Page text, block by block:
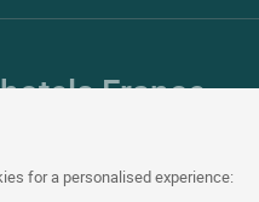
for a personalised experience:
France